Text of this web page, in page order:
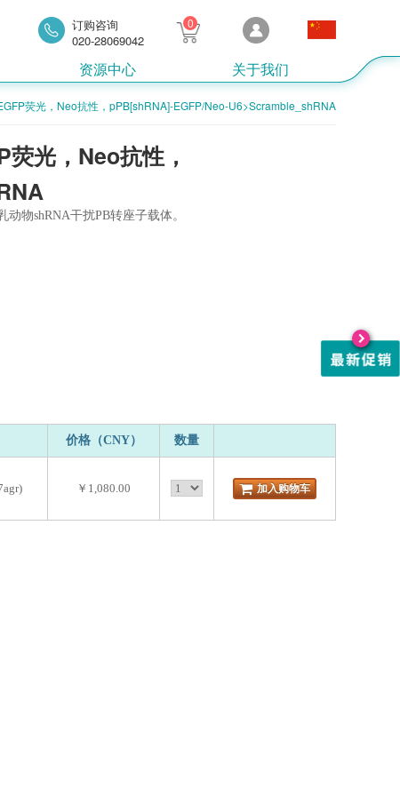
0
订购咨询
020-28069042
资源中心 关于我们
荧光，Neo抗性，pPB[shRNA]-EGFP/Neo-U6>Scramble_shRNA
光，Neo抗性，
物shRNA干扰PB转座子载体。
价格（CNY） 数量
￥1,080.00 加入购物车